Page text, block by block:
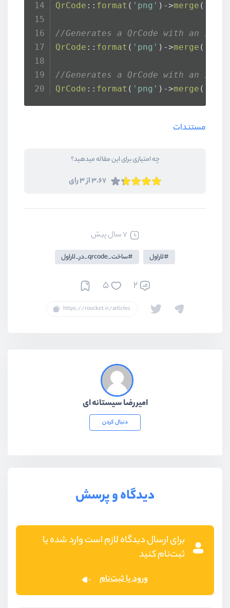
QrCode :: format ( 'png' )->merge (
//Generates a QrCode with an
QrCode :: format ( 'png' )->merge (
//Generates a QrCode with an
QrCode :: format ( 'png' )->merge (
مستندات
چه امتیازی برای این مقاله میدهید؟
3.67 از 3 رای
7 سال پیش
لاراول ساخت_qrcode_در_لاراول
2
5
امیررضا سیستانه ای
دنبال کردن
دیدگاه و پرسش
برای ارسال دیدگاه لازم است وارد شده یا
ثبت‌نام کنید
ورود یا ثبت‌نام